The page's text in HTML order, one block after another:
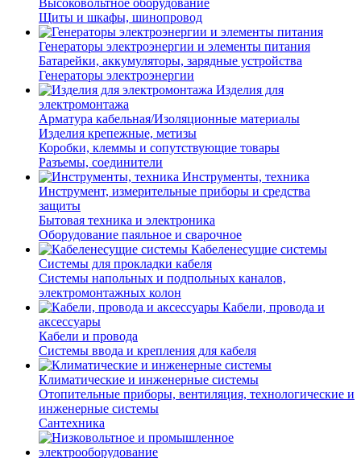
Щиты и шкафы, шинопровод
Генераторы электроэнергии и элементы питания
Батарейки, аккумуляторы, зарядные устройства
Генераторы электроэнергии
Изделия для
электромонтажа
Арматура кабельная/Изоляционные материалы
Изделия крепежные, метизы
Коробки, клеммы и сопутствующие товары
Разъемы, соединители
Инструменты, техника
Инструмент, измерительные приборы и средства
защиты
Бытовая техника и электроника
Оборудование паяльное и сварочное
Кабеленесущие системы
Системы для прокладки кабеля
Системы напольных и подпольных каналов,
электромонтажных колон
Кабели, провода и
аксессуары
Кабели и провода
Системы ввода и крепления для кабеля
Климатические и инженерные системы
Отопительные приборы, вентиляция, технологические и
инженерные системы
Сантехника